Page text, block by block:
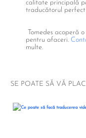
calitate principală
traducătorul
Tomedes acoperă
pentru afaceri.
multe.
SE POATE SĂ VĂ